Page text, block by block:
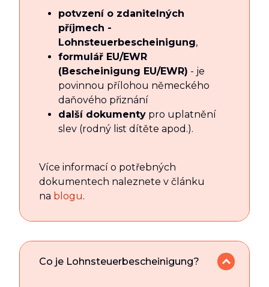
potvzení o zdanitelných
příjmech -
Lohnsteuerbescheinigung,
formulář EU/EWR
(Bescheinigung EU/EWR) - je
povinnou přílohou německého
daňového přiznání
další dokumenty pro uplatnění
slev (rodný list dítěte apod.).
Více informací o potřebných
dokumentech naleznete v článku
na blogu.
Co je Lohnsteuerbescheinigung?